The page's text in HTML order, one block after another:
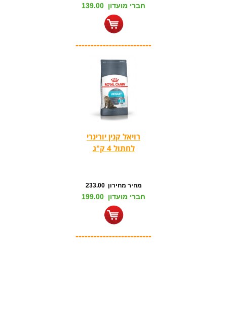
חברי מועדון 139.00
-------------------------
רויאל קנין יורינרי
לחתול 4 ק"ג
מחיר מחירון 233.00
חברי מועדון 199.00
-------------------------